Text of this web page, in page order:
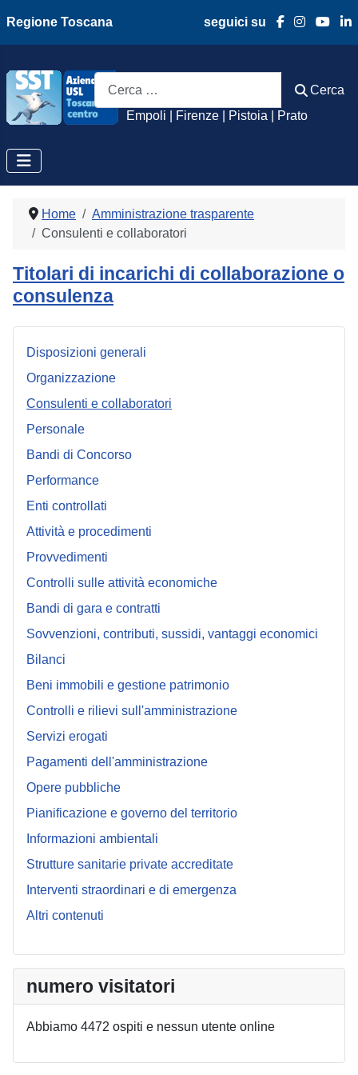
Regione Toscana seguici su
Azienda Usl
Empoli | Firenze | Pistoia | Prato
Cerca
Cerca
Disposizioni generali
Organizzazione
Consulenti e collaboratori
Personale
Bandi di Concorso
Performance
Enti controllati
Attività e procedimenti
Provvedimenti
Controlli sulle attività economiche
Bandi di gara e contratti
Sovvenzioni, contributi, sussidi, vantaggi economici
Bilanci
Beni immobili e gestione patrimonio
Controlli e rilievi sull'amministrazione
Servizi erogati
Pagamenti dell'amministrazione
Opere pubbliche
Pianificazione e governo del territorio
Informazioni ambientali
Strutture sanitarie private accreditate
Interventi straordinari e di emergenza
Altri contenuti
numero visitatori
Abbiamo 4472 ospiti e nessun utente online
Home
Amministrazione trasparente
Consulenti e collaboratori
Titolari di incarichi di collaborazione o
consulenza